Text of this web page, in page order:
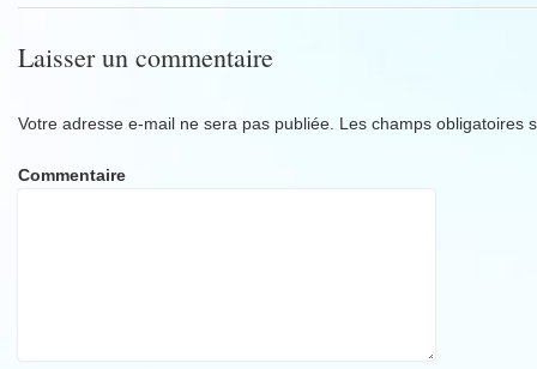
Laisser un commentaire
Votre adresse e-mail ne sera pas publiée. Les champs obligatoires
Commentaire